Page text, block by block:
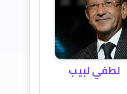
لطفي لبيب